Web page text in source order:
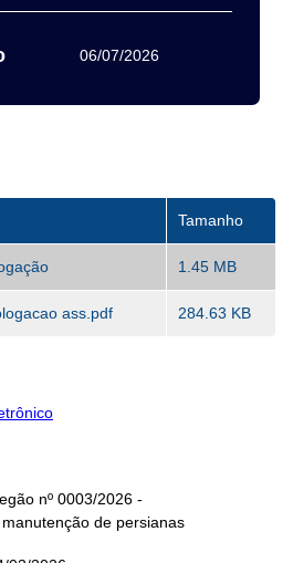
06/07/2026
Tamanho
1.45 MB
ass.pdf 284.63 KB
nº 0003/2026 -
de persianas